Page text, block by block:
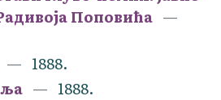
Поповића
1888.
1888.